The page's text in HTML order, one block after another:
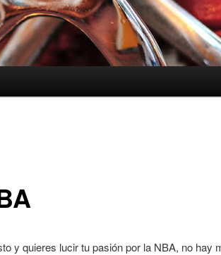
y quieres lucir tu pasión por la NBA, no hay